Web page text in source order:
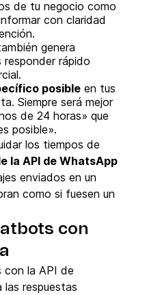
de tu negocio como
con claridad
genera
responder rápido
posible en tus
Siempre será mejor
de 24 horas» que
posible».
los tiempos de
la API de WhatsApp
enviados en un
como si fuesen un
con
la API de
las respuestas